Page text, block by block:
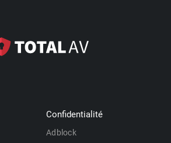
Confidentialité
Adblock